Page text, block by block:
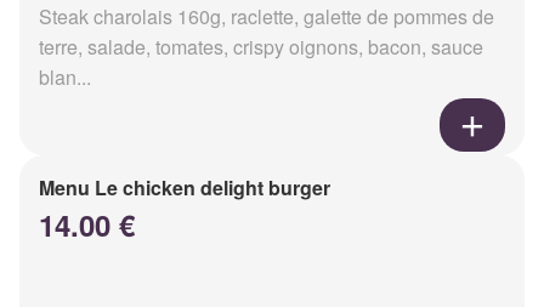
Steak charolais 160g, raclette, galette de pommes de
terre, salade, tomates, crispy oignons, bacon, sauce
blan...
Menu Le chicken delight burger
14.00 €